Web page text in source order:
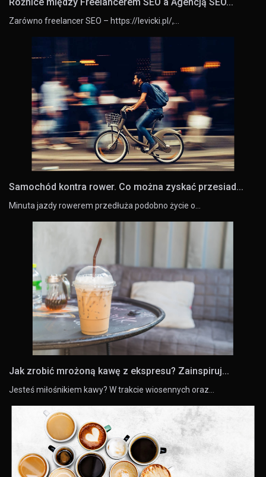
Zarówno freelancer SEO – https://levicki.pl/,…
Samochód kontra rower. Co można zyskać przesiad...
Minuta jazdy rowerem przedłuża podobno życie o…
Jak zrobić mrożoną kawę z ekspresu? Zainspiruj...
Jesteś miłośnikiem kawy? W trakcie wiosennych oraz…